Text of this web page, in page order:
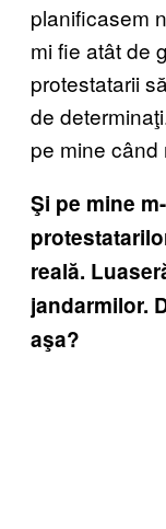
planificasem
mi fie atât de
protestatarii
de
pe mine
Şi pe mine
reală.
jandarmilor.
aşa?